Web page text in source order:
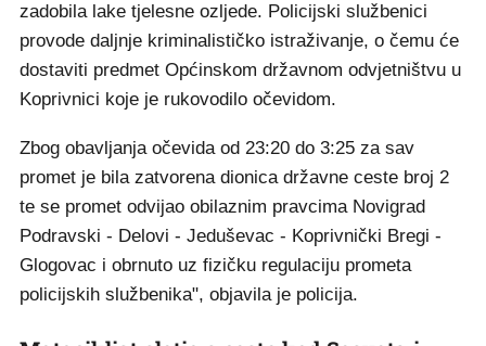
zadobila lake tjelesne ozljede. Policijski službenici
provode daljnje kriminalističko istraživanje, o čemu će
dostaviti predmet Općinskom državnom odvjetništvu u
Koprivnici koje je rukovodilo očevidom.
Zbog obavljanja očevida od 23:20 do 3:25 za sav
promet je bila zatvorena dionica državne ceste broj 2
te se promet odvijao obilaznim pravcima Novigrad
Podravski - Delovi - Jeduševac - Koprivnički Bregi -
Glogovac i obrnuto uz fizičku regulaciju prometa
policijskih službenika", objavila je policija.